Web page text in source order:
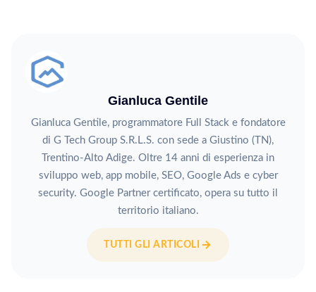
Gianluca Gentile
Gianluca Gentile, programmatore Full Stack e fondatore
di G Tech Group S.R.L.S. con sede a Giustino (TN),
Trentino-Alto Adige. Oltre 14 anni di esperienza in
sviluppo web, app mobile, SEO, Google Ads e cyber
security. Google Partner certificato, opera su tutto il
territorio italiano.
TUTTI GLI ARTICOLI